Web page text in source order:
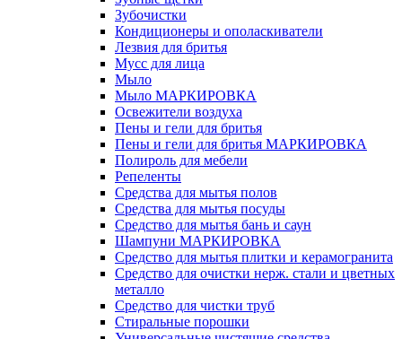
Зубочистки
Кондиционеры и ополаскиватели
Лезвия для бритья
Мусс для лица
Мыло
Мыло МАРКИРОВКА
Освежители воздуха
Пены и гели для бритья
Пены и гели для бритья МАРКИРОВКА
Полироль для мебели
Репеленты
Средства для мытья полов
Средства для мытья посуды
Средство для мытья бань и саун
Шампуни МАРКИРОВКА
Средство для мытья плитки и керамогранита
Средство для очистки нерж. стали и цветных
металло
Средство для чистки труб
Стиральные порошки